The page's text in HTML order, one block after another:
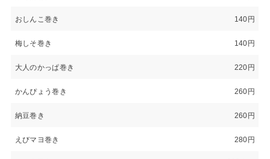
おしんこ巻き 140円
梅しそ巻き 140円
大人のかっぱ巻き 220円
かんぴょう巻き 260円
納豆巻き 260円
えびマヨ巻き 280円